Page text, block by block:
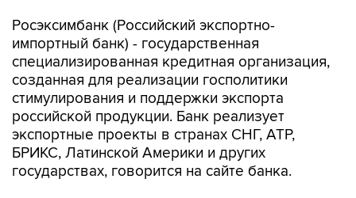
специализированная кредитная организация,
созданная для реализации госполитики
стимулирования и поддержки экспорта
российской продукции. Банк реализует
экспортные проекты в странах СНГ, АТР,
БРИКС, Латинской Америки и других
государствах, говорится на сайте банка.
Реалист банк принадлежит ООО "Бюрократ". В